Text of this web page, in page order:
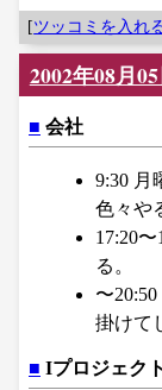
[ツッコミを入れ
2002年08月
■ 会社
9:30 月
色々や
17:20
る。
〜
掛けて
■ Iプロジェクト